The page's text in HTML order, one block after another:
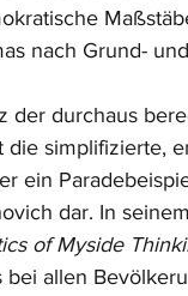
nach Grund-
der durchaus
die simplifizierte,
ein
dar. In
of Myside
bei allen